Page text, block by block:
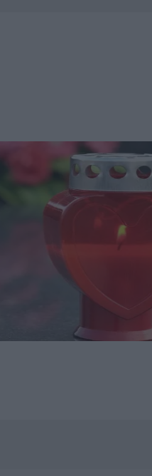
A OLBIA E IN GALLURA